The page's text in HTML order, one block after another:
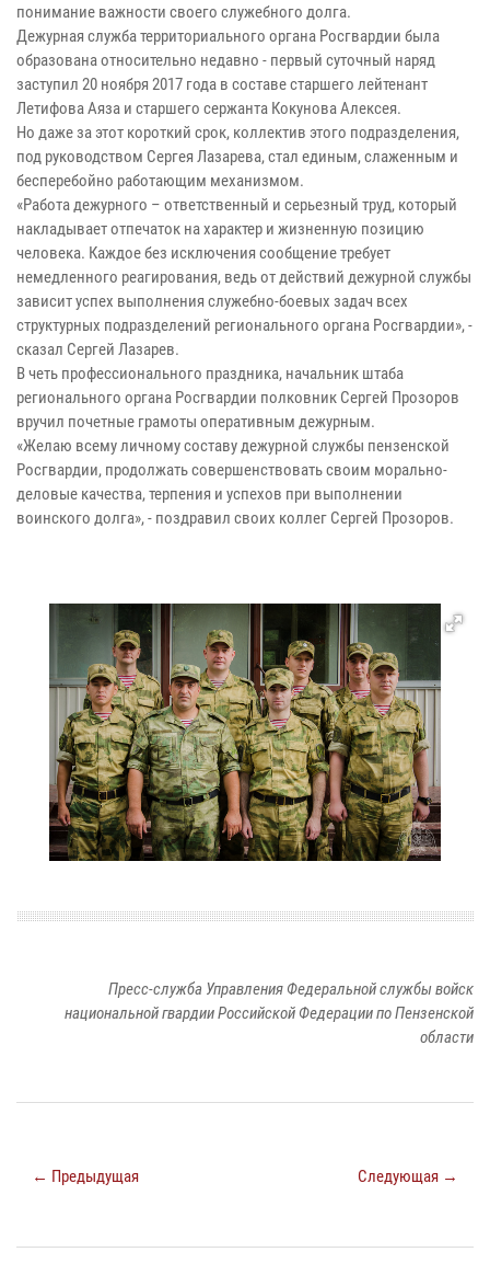
понимание важности своего служебного долга.
Дежурная служба территориального органа Росгвардии была
образована относительно недавно - первый суточный наряд
заступил 20 ноября 2017 года в составе старшего лейтенант
Летифова Аяза и старшего сержанта Кокунова Алексея.
Но даже за этот короткий срок, коллектив этого подразделения,
под руководством Сергея Лазарева, стал единым, слаженным и
бесперебойно работающим механизмом.
«Работа дежурного – ответственный и серьезный труд, который
накладывает отпечаток на характер и жизненную позицию
человека. Каждое без исключения сообщение требует
немедленного реагирования, ведь от действий дежурной службы
зависит успех выполнения служебно-боевых задач всех
структурных подразделений регионального органа Росгвардии», -
сказал Сергей Лазарев.
В четь профессионального праздника, начальник штаба
регионального органа Росгвардии полковник Сергей Прозоров
вручил почетные грамоты оперативным дежурным.
«Желаю всему личному составу дежурной службы пензенской
Росгвардии, продолжать совершенствовать своим морально-
деловые качества, терпения и успехов при выполнении
воинского долга», - поздравил своих коллег Сергей Прозоров.
Пресс-служба Управления Федеральной службы войск
национальной гвардии Российской Федерации по Пензенской
области
← Предыдущая Следующая →